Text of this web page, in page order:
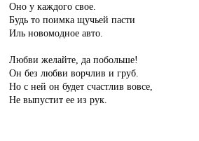
Оно у каждого свое.
Будь то поимка щучьей пасти
Иль новомодное авто.
Любви желайте, да побольше!
Он без любви ворчлив и груб.
Но с ней он будет счастлив вовсе,
Не выпустит ее из рук.